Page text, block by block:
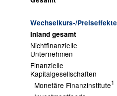
Wechselkurs-/Preiseffekte
Inland gesamt
Nichtfinanzielle
Unternehmen
Finanzielle
Kapitalgesellschaften
Monetäre Finanzinstitute1